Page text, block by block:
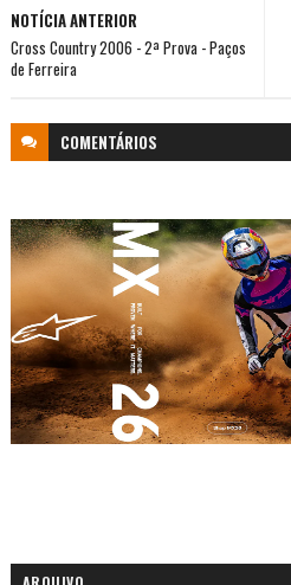
NOTÍCIA ANTERIOR
Cross Country 2006 - 2ª Prova - Paços
de Ferreira
COMENTÁRIOS